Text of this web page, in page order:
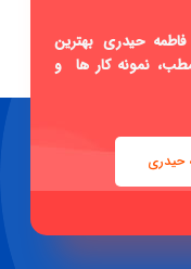
حیدری بهترین
نمونه کار ها و
حیدری